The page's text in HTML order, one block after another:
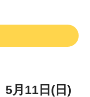
5月11日(日)